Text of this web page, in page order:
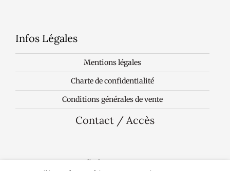
Infos Légales
Mentions légales
Charte de confidentialité
Conditions générales de vente
Contact / Accès
Suivez-nous